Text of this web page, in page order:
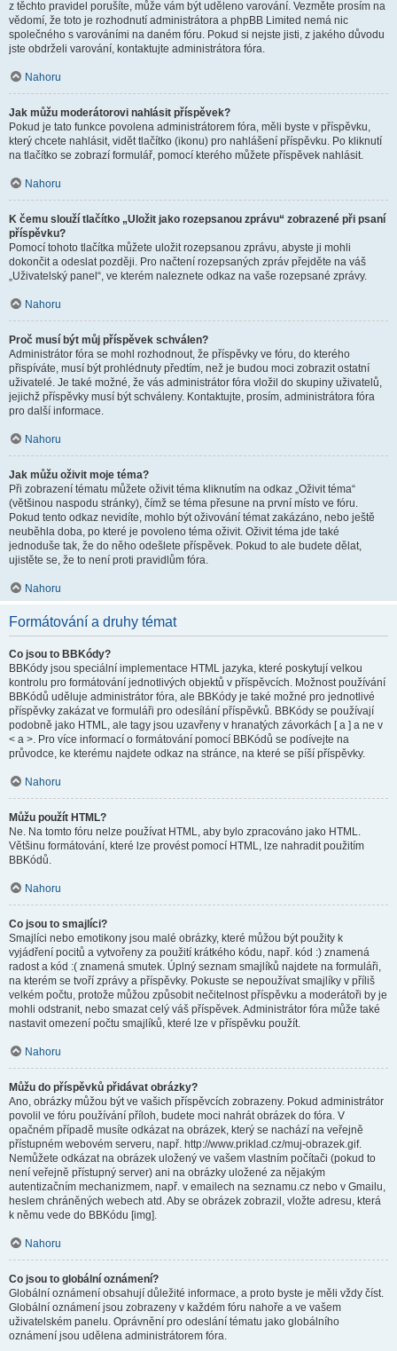
z těchto pravidel porušíte, může vám být uděleno varování. Vezměte prosím na
vědomí, že toto je rozhodnutí administrátora a phpBB Limited nemá nic
společného s varováními na daném fóru. Pokud si nejste jisti, z jakého důvodu
jste obdrželi varování, kontaktujte administrátora fóra.
Nahoru
Jak můžu moderátorovi nahlásit příspěvek?
Pokud je tato funkce povolena administrátorem fóra, měli byste v příspěvku,
který chcete nahlásit, vidět tlačítko (ikonu) pro nahlášení příspěvku. Po kliknutí
na tlačítko se zobrazí formulář, pomocí kterého můžete příspěvek nahlásit.
Nahoru
K čemu slouží tlačítko „Uložit jako rozepsanou zprávu“ zobrazené při psaní
příspěvku?
Pomocí tohoto tlačítka můžete uložit rozepsanou zprávu, abyste ji mohli
dokončit a odeslat později. Pro načtení rozepsaných zpráv přejděte na váš
„Uživatelský panel“, ve kterém naleznete odkaz na vaše rozepsané zprávy.
Nahoru
Proč musí být můj příspěvek schválen?
Administrátor fóra se mohl rozhodnout, že příspěvky ve fóru, do kterého
přispíváte, musí být prohlédnuty předtím, než je budou moci zobrazit ostatní
uživatelé. Je také možné, že vás administrátor fóra vložil do skupiny uživatelů,
jejichž příspěvky musí být schváleny. Kontaktujte, prosím, administrátora fóra
pro další informace.
Nahoru
Jak můžu oživit moje téma?
Při zobrazení tématu můžete oživit téma kliknutím na odkaz „Oživit téma“
(většinou naspodu stránky), čímž se téma přesune na první místo ve fóru.
Pokud tento odkaz nevidíte, mohlo být oživování témat zakázáno, nebo ještě
neuběhla doba, po které je povoleno téma oživit. Oživit téma jde také
jednoduše tak, že do něho odešlete příspěvek. Pokud to ale budete dělat,
ujistěte se, že to není proti pravidlům fóra.
Nahoru
Formátování a druhy témat
Co jsou to BBKódy?
BBKódy jsou speciální implementace HTML jazyka, které poskytují velkou
kontrolu pro formátování jednotlivých objektů v příspěvcích. Možnost používání
BBKódů uděluje administrátor fóra, ale BBKódy je také možné pro jednotlivé
příspěvky zakázat ve formuláři pro odesílání příspěvků. BBKódy se používají
podobně jako HTML, ale tagy jsou uzavřeny v hranatých závorkách [ a ] a ne v
< a >. Pro více informací o formátování pomocí BBKódů se podívejte na
průvodce, ke kterému najdete odkaz na stránce, na které se píší příspěvky.
Nahoru
Můžu použít HTML?
Ne. Na tomto fóru nelze používat HTML, aby bylo zpracováno jako HTML.
Většinu formátování, které lze provést pomocí HTML, lze nahradit použitím
BBKódů.
Nahoru
Co jsou to smajlíci?
Smajlíci nebo emotikony jsou malé obrázky, které můžou být použity k
vyjádření pocitů a vytvořeny za použití krátkého kódu, např. kód :) znamená
radost a kód :( znamená smutek. Úplný seznam smajlíků najdete na formuláři,
na kterém se tvoří zprávy a příspěvky. Pokuste se nepoužívat smajlíky v příliš
velkém počtu, protože můžou způsobit nečitelnost příspěvku a moderátoři by je
mohli odstranit, nebo smazat celý váš příspěvek. Administrátor fóra může také
nastavit omezení počtu smajlíků, které lze v příspěvku použít.
Nahoru
Můžu do příspěvků přidávat obrázky?
Ano, obrázky můžou být ve vašich příspěvcích zobrazeny. Pokud administrátor
povolil ve fóru používání příloh, budete moci nahrát obrázek do fóra. V
opačném případě musíte odkázat na obrázek, který se nachází na veřejně
přístupném webovém serveru, např. http://www.priklad.cz/muj-obrazek.gif.
Nemůžete odkázat na obrázek uložený ve vašem vlastním počítači (pokud to
není veřejně přístupný server) ani na obrázky uložené za nějakým
autentizačním mechanizmem, např. v emailech na seznamu.cz nebo v Gmailu,
heslem chráněných webech atd. Aby se obrázek zobrazil, vložte adresu, která
k němu vede do BBKódu [img].
Nahoru
Co jsou to globální oznámení?
Globální oznámení obsahují důležité informace, a proto byste je měli vždy číst.
Globální oznámení jsou zobrazeny v každém fóru nahoře a ve vašem
uživatelském panelu. Oprávnění pro odeslání tématu jako globálního
oznámení jsou udělena administrátorem fóra.